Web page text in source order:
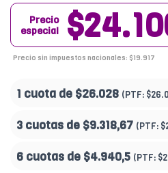
Precio
especial
Precio sin impuestos nacionales: $19.917
1 cuota de $26.028 (PTF:
3 cuotas de $9.318,67 (PTF:
6 cuotas de $4.940,5 (PTF: